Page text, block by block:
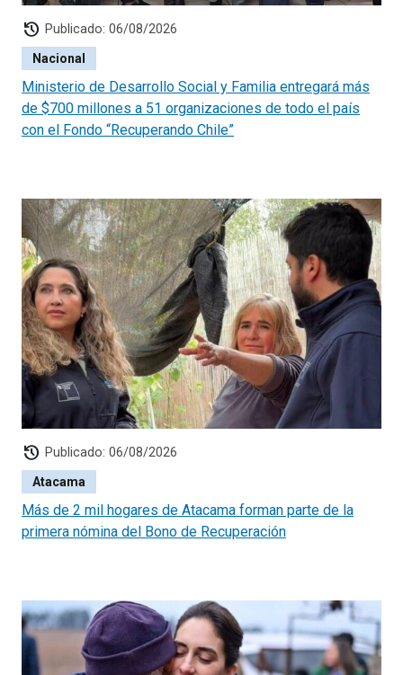
history Publicado: 06/08/2026
Nacional
Ministerio de Desarrollo Social y Familia entregará más
de $700 millones a 51 organizaciones de todo el país
con el Fondo “Recuperando Chile”
history Publicado: 06/08/2026
Atacama
Más de 2 mil hogares de Atacama forman parte de la
primera nómina del Bono de Recuperación